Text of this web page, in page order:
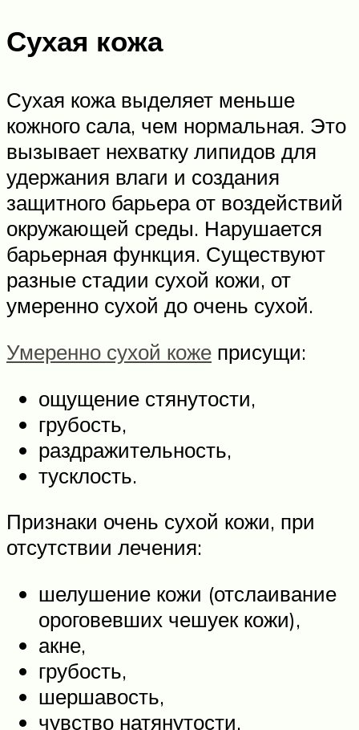
Сухая кожа
Сухая кожа выделяет меньше
кожного сала, чем нормальная. Это
вызывает нехватку липидов для
удержания влаги и создания
защитного барьера от воздействий
окружающей среды. Нарушается
барьерная функция. Существуют
разные стадии сухой кожи, от
умеренно сухой до очень сухой.
Умеренно сухой коже присущи:
ощущение стянутости,
грубость,
раздражительность,
тусклость.
Признаки очень сухой кожи, при
отсутствии лечения:
шелушение кожи (отслаивание
ороговевших чешуек кожи),
акне,
грубость,
шершавость,
чувство натянутости,